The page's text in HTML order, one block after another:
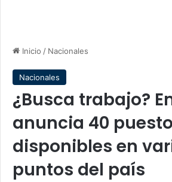
Inicio / Nacionales
Nacionales
¿Busca trabajo?
anuncia 40
disponibles en
puntos del país